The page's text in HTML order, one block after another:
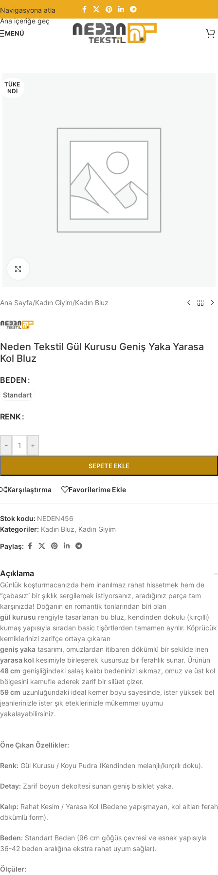
Navigasyona atla
Ana içeriğe geç
MENÜ
TÜKE
NDI
Ana Sayfa/Kadın Giyim/Kadın Bluz
Neden Tekstil Gül Kurusu Geniş Yaka Yarasa
Kol Bluz
BEDEN
Standart
RENK
- +
SEPETE EKLE
Karşılaştırma Favorilerime Ekle
Stok kodu: NEDEN456
Kategoriler: Kadın Bluz, Kadın Giyim
Paylaş:
Açıklama
Günlük koşturmacanızda hem inanılmaz rahat hissetmek hem de
“çabasız” bir şıklık sergilemek istiyorsanız, aradığınız parça tam
karşınızda! Doğanın en romantik tonlarından biri olan
gül kurusu rengiyle tasarlanan bu bluz, kendinden dokulu (kırçıllı)
kumaş yapısıyla sıradan basic tişörtlerden tamamen ayrılır. Köprücük
kemiklerinizi zarifçe ortaya çıkaran
geniş yaka tasarımı, omuzlardan itibaren dökümlü bir şekilde inen
yarasa kol kesimiyle birleşerek kusursuz bir ferahlık sunar. Ürünün
48 cm genişliğindeki salaş kalıbı bedeninizi sıkmaz, omuz ve üst kol
bölgesini kamufle ederek zarif bir silüet çizer.
59 cm uzunluğundaki ideal kemer boyu sayesinde, ister yüksek bel
jeanlerinizle ister şık eteklerinizle mükemmel uyumu
yakalayabilirsiniz.
Öne Çıkan Özellikler:
Renk: Gül Kurusu / Koyu Pudra (Kendinden melanjlı/kırçıllı doku).
Detay: Zarif boyun dekoltesi sunan geniş bisiklet yaka.
Kalıp: Rahat Kesim / Yarasa Kol (Bedene yapışmayan, kol altları ferah
dökümlü form).
Beden: Standart Beden (96 cm göğüs çevresi ve esnek yapısıyla
36-42 beden aralığına ekstra rahat uyum sağlar).
Ölçüler: